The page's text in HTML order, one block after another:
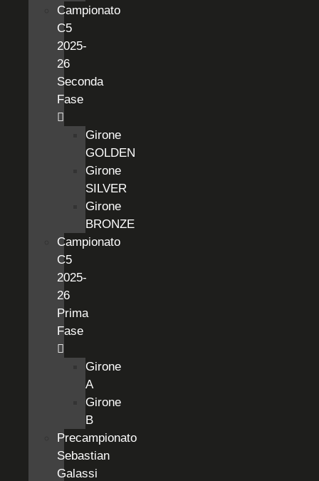
Campionato
C5
2025-
26
Seconda
Fase
Girone
GOLDEN
Girone
SILVER
Girone
BRONZE
Campionato
C5
2025-
26
Prima
Fase
Girone
A
Girone
B
Precampionato
Sebastian
Galassi